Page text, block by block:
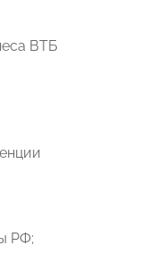
ВТБ
РФ;